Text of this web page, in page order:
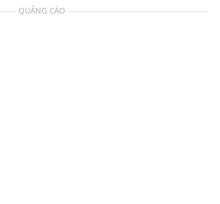
QUẢNG CÁO